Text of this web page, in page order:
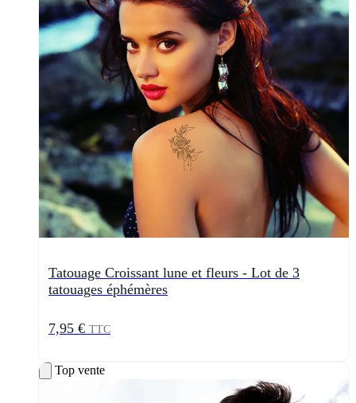
Tatouage Croissant lune et fleurs - Lot de 3
tatouages éphémères
7,95 € TTC
Top vente